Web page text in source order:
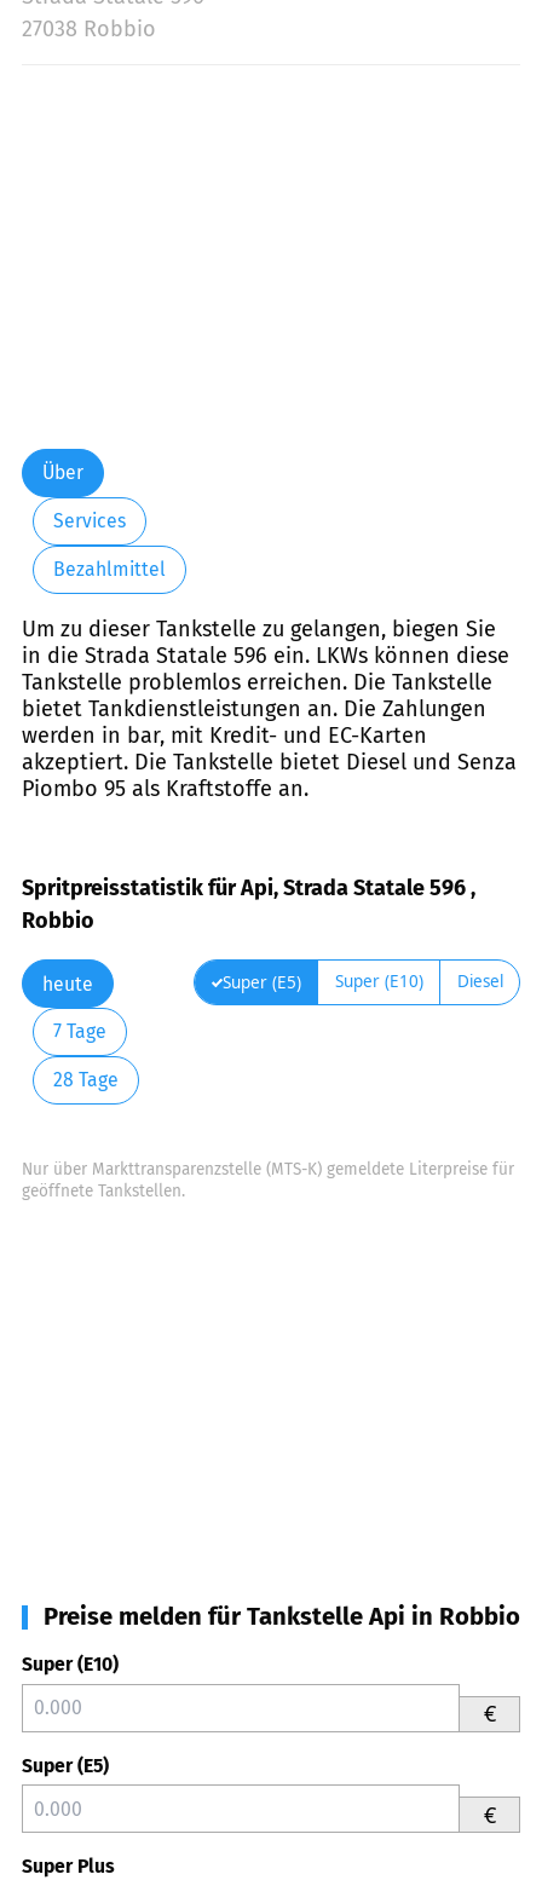
27038 Robbio
Über
Services
Bezahlmittel
Um zu dieser Tankstelle zu gelangen, biegen Sie
in die Strada Statale 596 ein. LKWs können diese
Tankstelle problemlos erreichen. Die Tankstelle
bietet Tankdienstleistungen an. Die Zahlungen
werden in bar, mit Kredit- und EC-Karten
akzeptiert. Die Tankstelle bietet Diesel und Senza
Piombo 95 als Kraftstoffe an.
Spritpreisstatistik für Api, Strada Statale 596 ,
Robbio
heute
7 Tage
28 Tage
Super (E5) Super (E10) Diesel
Nur über Markttransparenzstelle (MTS-K) gemeldete Literpreise für
geöffnete Tankstellen.
Preise melden für Tankstelle Api in Robbio
Super (E10)
€
Super (E5)
€
Super Plus